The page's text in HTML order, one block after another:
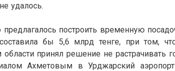
удалось.
предлагалось построить временную
бы 5,6 млрд тенге, при том,
принял решение не растрачивать
Ахметовым в Урджарский